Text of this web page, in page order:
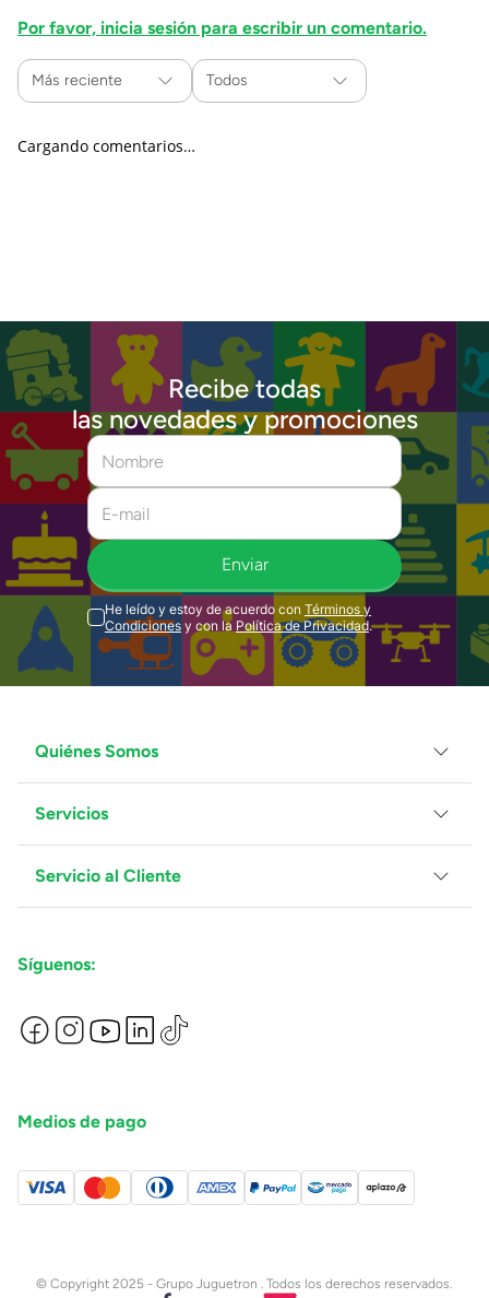
Por favor, inicia sesión para escribir un comentario.
Más reciente Todos
Cargando comentarios…
Recibe todas
las novedades y promociones
Enviar
He leído y estoy de acuerdo con Términos y
Condiciones y con la Política de Privacidad.
Quiénes Somos
Grupo Juguetron
Localiza tu tienda
Blog
Servicios
Facturación
Proveedores
Servicio al Cliente
Preguntas Frecuentes
Términos y Condiciones
Devoluciones de Compras en Línea
Síguenos:
Medios de pago
© Copyright 2025 - Grupo Juguetron . Todos los derechos reservados.